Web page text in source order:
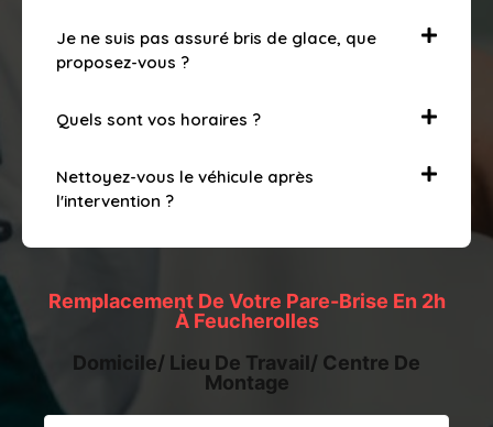
Je ne suis pas assuré bris de glace, que
proposez-vous ?
Quels sont vos horaires ?
Nettoyez-vous le véhicule après
l'intervention ?
Remplacement De Votre Pare-Brise En 2h
À Feucherolles
Domicile/ Lieu De Travail/ Centre De
Montage